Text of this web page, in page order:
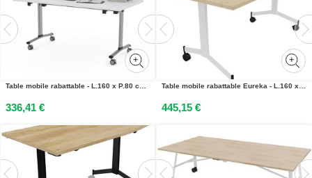
Table mobile rabattable - L.160 x P.80 cm - Plateau Blanc - Pieds Aluminium
336,41 €
Table mobile rabattable Eureka - L.160 x P.80 cm - Plateau Chêne - Pieds Blanc
445,15 €